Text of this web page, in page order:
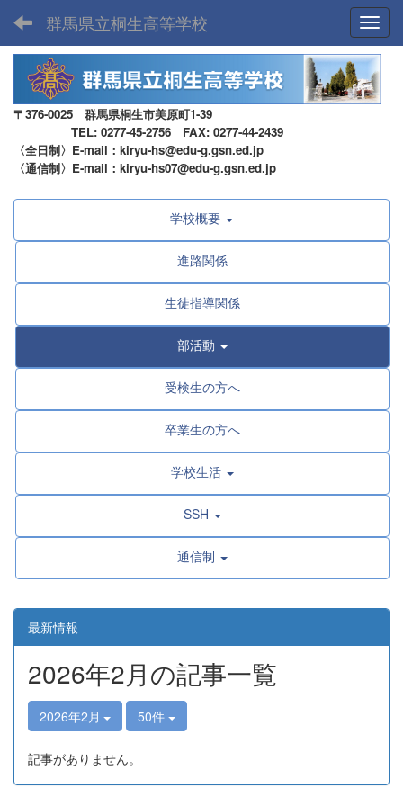
群馬県立桐生高等学校
〒376-0025 群馬県桐生市美原町1-39
TEL: 0277-45-2756 FAX: 0277-44-2439
〈全日制〉E-mail：kiryu-hs@edu-g.gsn.ed.jp
〈通信制〉E-mail：kiryu-hs07@edu-g.gsn.ed.jp
学校概要
進路関係
生徒指導関係
部活動
受検生の方へ
卒業生の方へ
学校生活
SSH
通信制
最新情報
2026年2月の記事一覧
2026年2月 50件
記事がありません。